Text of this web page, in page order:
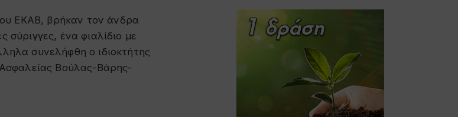
ΕΚΑΒ, βρήκαν τον άνδρα
σύριγγες, ένα φιαλίδιο με
συνελήφθη ο ιδιοκτήτης
Βούλας-Βάρης-